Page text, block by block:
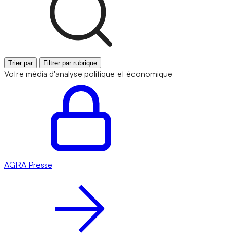
Trier par Filtrer par rubrique
Votre média d'analyse politique et économique
AGRA Presse